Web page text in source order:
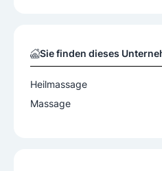
Sie finden dieses
Heilmassage
Massage